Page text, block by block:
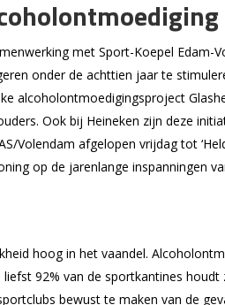
met Sport-Koepel Edam-
onder de achttien jaar te
alcoholontmoedigingsproject
Ook bij Heineken zijn deze
Volendam afgelopen vrijdag tot
op de jarenlange inspanningen
hoog in het vaandel.
92% van de sportkantines houdt
bewust te maken van de